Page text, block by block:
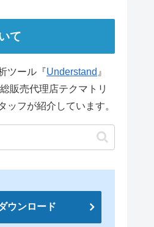
て
ツール『Understand 』
販売代理店テクマトリ
ッフが紹介しています。
ウンロード